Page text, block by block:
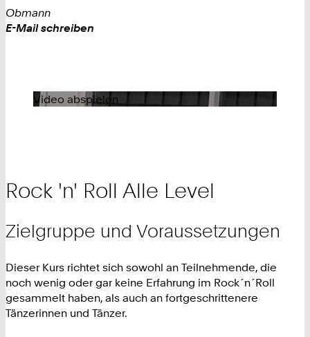
Obmann
Work
E-Mail schreiben
Video abspielen
Rock 'n' Roll Alle Level
Zielgruppe und Voraussetzungen
Dieser Kurs richtet sich sowohl an Teilnehmende, die
noch wenig oder gar keine Erfahrung im Rock´n´Roll
gesammelt haben, als auch an fortgeschrittenere
Tänzerinnen und Tänzer.